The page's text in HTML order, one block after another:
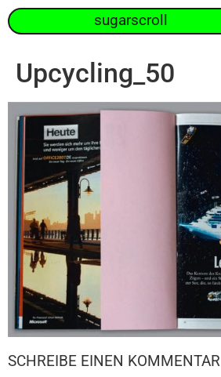
sugarscroll
Upcycling_50
SCHREIBE EINEN KOMMENTAR